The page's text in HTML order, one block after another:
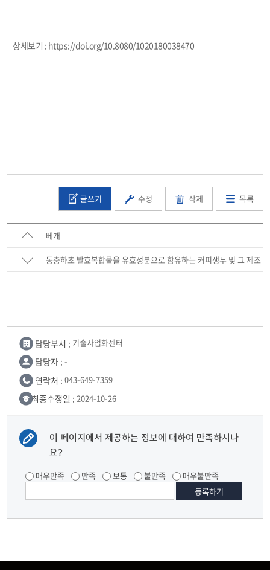
상세보기 : https://doi.org/10.8080/1020180038470
글쓰기 수정 삭제 목록
베개
동충하초 발효복합물을 유효성분으로 함유하는 커피생두 및 그 제조
담당부서 : 기술사업화센터
담당자 : -
연락처 : 043-649-7359
최종수정일 : 2024-10-26
이 페이지에서 제공하는 정보에 대하여 만족하시나
요?
매우만족 만족 보통 불만족 매우불만족